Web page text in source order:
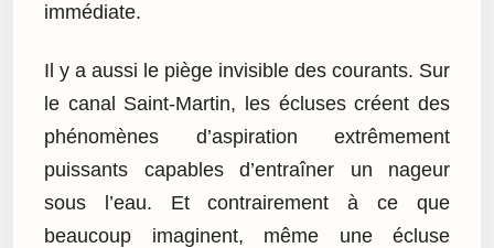
immédiate.
Il y a aussi le piège invisible des courants. Sur
le canal Saint-Martin, les écluses créent des
phénomènes d’aspiration extrêmement
puissants capables d’entraîner un nageur
sous l’eau. Et contrairement à ce que
beaucoup imaginent, même une écluse